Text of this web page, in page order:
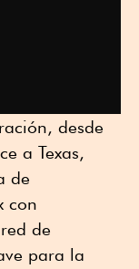
desde
a Texas,
de
con
de
para la